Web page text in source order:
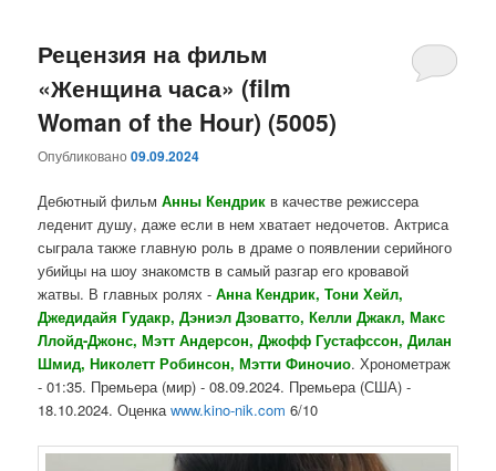
Рецензия на фильм
«Женщина часа» (film
Woman of the Hour) (5005)
Опубликовано09.09.2024
Дебютный фильмАнны Кендрик в качестве режиссера
леденит душу, даже если в нем хватает недочетов. Актриса
сыграла также главную роль в драме о появлении серийного
убийцы на шоу знакомств в самый разгар его кровавой
жатвы. В главных ролях -Анна Кендрик, Тони Хейл,
Джедидайя Гудакр, Дэниэл Дзоватто, Келли Джакл, Макс
Ллойд-Джонс, Мэтт Андерсон, Джофф Густафссон, Дилан
Шмид, Николетт Робинсон, Мэтти Финочио. Хронометраж
- 01:35. Премьера (мир) - 08.09.2024. Премьера (США) -
18.10.2024. Оценкаwww.kino-nik.com 6/10